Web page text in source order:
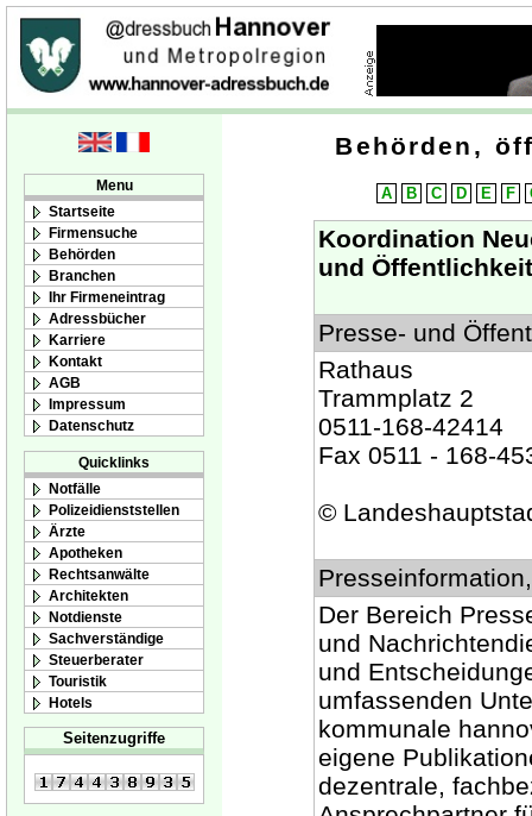
Menu
Startseite
Firmensuche
Behörden
Branchen
Ihr Firmeneintrag
Adressbücher
Karriere
Kontakt
AGB
Impressum
Datenschutz
Quicklinks
Notfälle
Polizeidienststellen
Ärzte
Apotheken
Rechtsanwälte
Architekten
Notdienste
Sachverständige
Steuerberater
Touristik
Hotels
Seitenzugriffe
Behörden,
A B C D E F
Koordination
und
Presse- und
Rathaus
Trammplatz 2
0511-168-42414
Fax 0511 - 168-
©
Der Bereich
und
und
umfassenden
kommunale
eigene
dezentrale,